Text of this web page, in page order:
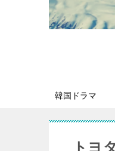
韓国ドラマ
トヨ